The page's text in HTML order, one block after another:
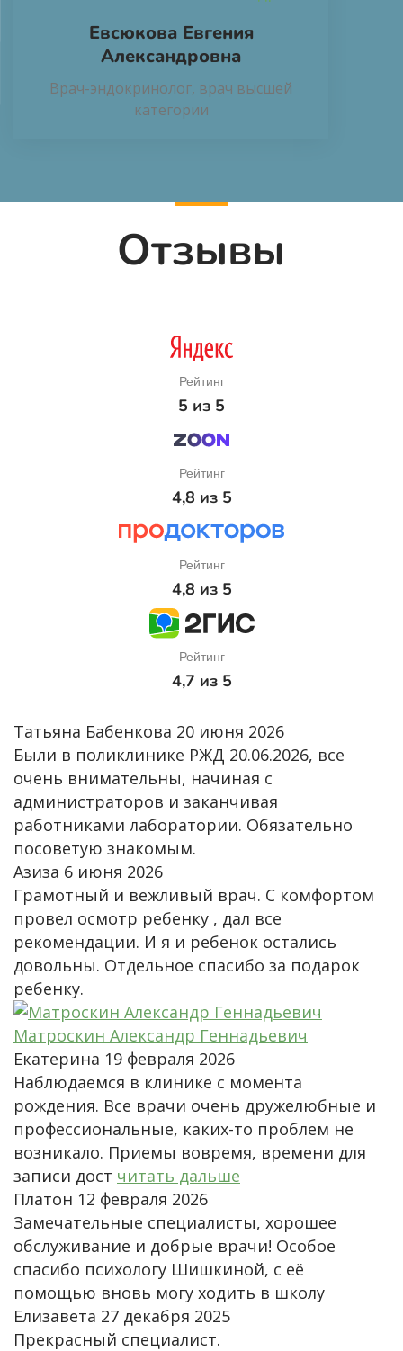
Евсюкова Евгения
Александровна
Врач-эндокринолог, врач высшей
категории
Отзывы
Рейтинг
5 из 5
Рейтинг
4,8 из 5
Рейтинг
4,8 из 5
Рейтинг
4,7 из 5
Татьяна Бабенкова 20 июня 2026
Были в поликлинике РЖД 20.06.2026, все
очень внимательны, начиная с
администраторов и заканчивая
работниками лаборатории. Обязательно
посоветую знакомым.
Азиза 6 июня 2026
Грамотный и вежливый врач. С комфортом
провел осмотр ребенку , дал все
рекомендации. И я и ребенок остались
довольны. Отдельное спасибо за подарок
ребенку.
Матроскин Александр Геннадьевич
Екатерина 19 февраля 2026
Наблюдаемся в клинике с момента
рождения. Все врачи очень дружелюбные и
профессиональные, каких-то проблем не
возникало. Приемы вовремя, времени для
записи дост читать дальше
Платон 12 февраля 2026
Замечательные специалисты, хорошее
обслуживание и добрые врачи! Особое
спасибо психологу Шишкиной, с её
помощью вновь могу ходить в школу
Елизавета 27 декабря 2025
Прекрасный специалист.